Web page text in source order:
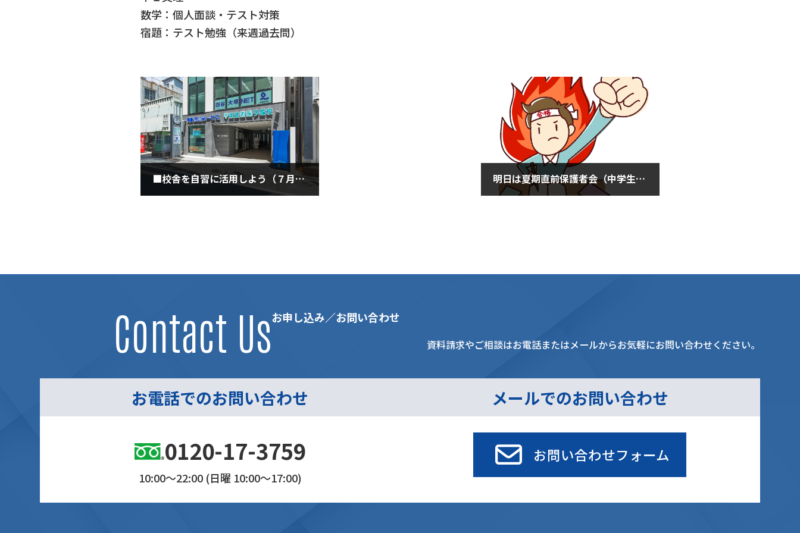
数学：個人面談・テスト対策
宿題：テスト勉強（来週過去問）
■校舎を自習に活用しよう（７月２日・金曜日） 明日は夏期直前保護者会（中学生の部）(７月３日土曜日)
お申し込み／お問い合わせ
Contact Us 資料請求やご相談はお電話またはメールからお気軽にお問い合わせください。
お電話でのお問い合わせ
0120-17-3759
10:00～22:00 (日曜 10:00～17:00)
メールでのお問い合わせ
お問い合わせフォーム